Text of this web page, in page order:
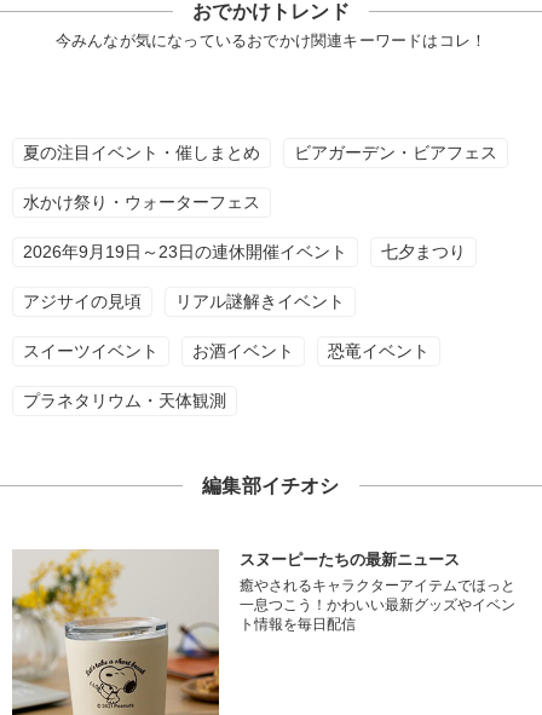
おでかけトレンド
今みんなが気になっているおでかけ関連キーワードはコレ！
夏の注目イベント・催しまとめ ビアガーデン・ビアフェス
水かけ祭り・ウォーターフェス
2026年9月19日～23日の連休開催イベント 七夕まつり
アジサイの見頃 リアル謎解きイベント
スイーツイベント お酒イベント 恐竜イベント
プラネタリウム・天体観測
編集部イチオシ
スヌーピーたちの最新ニュース
癒やされるキャラクターアイテムでほっと
一息つこう！かわいい最新グッズやイベン
ト情報を毎日配信